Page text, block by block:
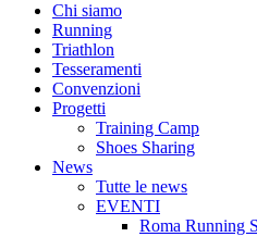
Chi siamo
Running
Triathlon
Tesseramenti
Convenzioni
Progetti
Training Camp
Shoes Sharing
News
Tutte le news
EVENTI
Roma Running